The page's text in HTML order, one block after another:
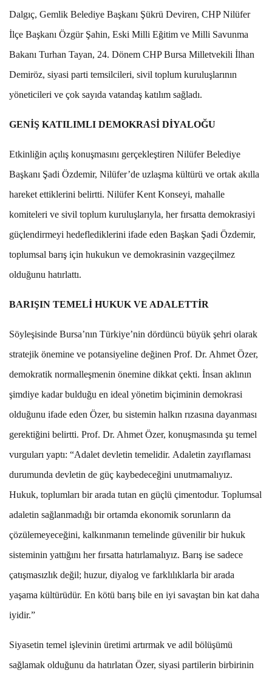
Dalgıç, Gemlik Belediye Başkanı Şükrü Deviren, CHP Nilüfer
İlçe Başkanı Özgür Şahin, Eski Milli Eğitim ve Milli Savunma
Bakanı Turhan Tayan, 24. Dönem CHP Bursa Milletvekili İlhan
Demiröz, siyasi parti temsilcileri, sivil toplum kuruluşlarının
yöneticileri ve çok sayıda vatandaş katılım sağladı.
GENİŞ KATILIMLI DEMOKRASİ DİYALOĞU
Etkinliğin açılış konuşmasını gerçekleştiren Nilüfer Belediye
Başkanı Şadi Özdemir, Nilüfer’de uzlaşma kültürü ve ortak akılla
hareket ettiklerini belirtti. Nilüfer Kent Konseyi, mahalle
komiteleri ve sivil toplum kuruluşlarıyla, her fırsatta demokrasiyi
güçlendirmeyi hedeflediklerini ifade eden Başkan Şadi Özdemir,
toplumsal barış için hukukun ve demokrasinin vazgeçilmez
olduğunu hatırlattı.
BARIŞIN TEMELİ HUKUK VE ADALETTİR
Söyleşisinde Bursa’nın Türkiye’nin dördüncü büyük şehri olarak
stratejik önemine ve potansiyeline değinen Prof. Dr. Ahmet Özer,
demokratik normalleşmenin önemine dikkat çekti. İnsan aklının
şimdiye kadar bulduğu en ideal yönetim biçiminin demokrasi
olduğunu ifade eden Özer, bu sistemin halkın rızasına dayanması
gerektiğini belirtti. Prof. Dr. Ahmet Özer, konuşmasında şu temel
vurguları yaptı: “Adalet devletin temelidir. Adaletin zayıflaması
durumunda devletin de güç kaybedeceğini unutmamalıyız.
Hukuk, toplumları bir arada tutan en güçlü çimentodur. Toplumsal
adaletin sağlanmadığı bir ortamda ekonomik sorunların da
çözülemeyeceğini, kalkınmanın temelinde güvenilir bir hukuk
sisteminin yattığını her fırsatta hatırlamalıyız. Barış ise sadece
çatışmasızlık değil; huzur, diyalog ve farklılıklarla bir arada
yaşama kültürüdür. En kötü barış bile en iyi savaştan bin kat daha
iyidir.”
Siyasetin temel işlevinin üretimi artırmak ve adil bölüşümü
sağlamak olduğunu da hatırlatan Özer, siyasi partilerin birbirinin